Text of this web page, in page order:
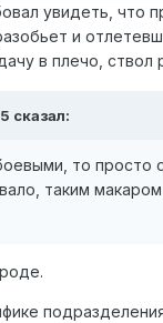
увидеть, что
и
в плечо, ствол
сказал:
то просто
таким